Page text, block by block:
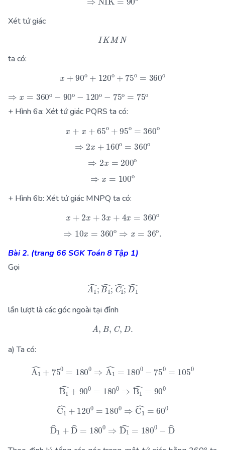
⇒NIK^ =900
Xét tứ giác
ta có:
x+ 90o 120o + 75 360
+ Hình 6a: Xét tứ giác PQRS ta có:
x + x+ 65o 95o 360o
⇒ 2x+ 160o 360
⇒ 2x= 200o
⇒ x= 100o
+ Hình 6b: Xét tứ giác MNPQ ta có:
x + 2x + 3x+ 4 x= 360o
⇒ 10x 360 ⇒ x 36o .
Bài 2. (trang 66 SGK Toán 8 Tập 1)
Gọi
^;B1^; C1^;D
lần lượt là các góc ngoài tại đỉnh
A,B, C,D.
a) Ta có:
1^+750 =1800 ⇒A1 ^= 180 0 −750 =105
1^+900 =180 0⇒ B1 ^=90
1^+120 =180 0⇒ C1 ^=60
^1+D^ =180 ⇒ D1 ^=1800 −D